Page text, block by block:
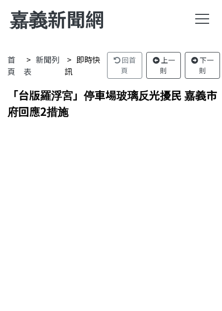
嘉義新聞網
首
頁
新聞列
表
即時快
訊
回首
頁
上一
則
下一
則
「台版羅浮宮」停車場玻璃反光擾民 嘉義市
府回應2措施